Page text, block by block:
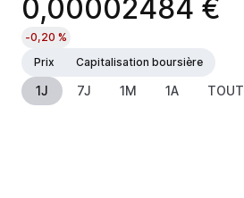
0,00002484 €
-0,20 %
Prix
Capitalisation boursière
1J 7J 1M 1A TOUT